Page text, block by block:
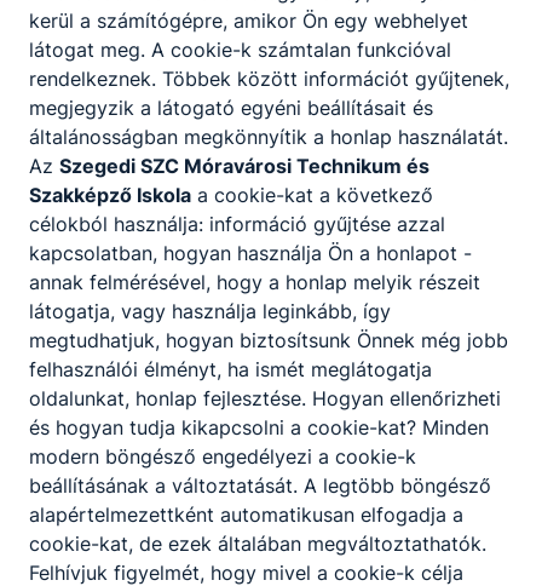
Vissza a főoldalra
Partnereink
kerül a számítógépre, amikor Ön egy webhelyet
látogat meg. A cookie-k számtalan funkcióval
rendelkeznek. Többek között információt gyűjtenek,
megjegyzik a látogató egyéni beállításait és
általánosságban megkönnyítik a honlap használatát.
Az Szegedi SZC Móravárosi Technikum és
Szakképző Iskola a cookie-kat a következő
célokból használja: információ gyűjtése azzal
kapcsolatban, hogyan használja Ön a honlapot -
annak felmérésével, hogy a honlap melyik részeit
látogatja, vagy használja leginkább, így
megtudhatjuk, hogyan biztosítsunk Önnek még jobb
felhasználói élményt, ha ismét meglátogatja
oldalunkat, honlap fejlesztése. Hogyan ellenőrizheti
és hogyan tudja kikapcsolni a cookie-kat? Minden
modern böngésző engedélyezi a cookie-k
beállításának a változtatását. A legtöbb böngésző
alapértelmezettként automatikusan elfogadja a
cookie-kat, de ezek általában megváltoztathatók.
Felhívjuk figyelmét, hogy mivel a cookie-k célja